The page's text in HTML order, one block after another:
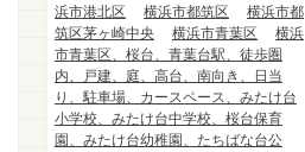
浜市港北区
横浜市都筑区
横浜市都
筑区茅ヶ崎中央
横浜市青葉区
横浜
市青葉区、桜台、青葉台駅、徒歩圏
内、戸建、庭、高台、南向き、日当
り、駐車場、カースペース、みたけ台
小学校、みたけ台中学校、桜台保育
園、みたけ台幼稚園、たちばな台公